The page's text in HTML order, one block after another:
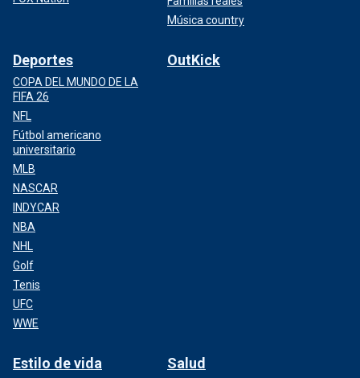
Música country
Deportes
COPA DEL MUNDO DE LA
FIFA 26
NFL
Fútbol americano
universitario
MLB
NASCAR
INDYCAR
NBA
NHL
Golf
Tenis
UFC
WWE
OutKick
Estilo de vida Salud